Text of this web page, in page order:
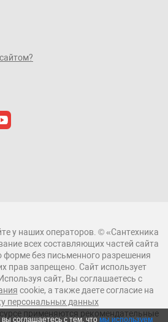
у наших операторов. © «Сантехника
всех составляющих частей сайта
без письменного разрешения
прав запрещено. Сайт использует
сайт, Вы соглашаетесь с
cookie, а также даете согласие на
персональных данных
применяются рекомендательные
соглашаетесь с тем, что мы используем